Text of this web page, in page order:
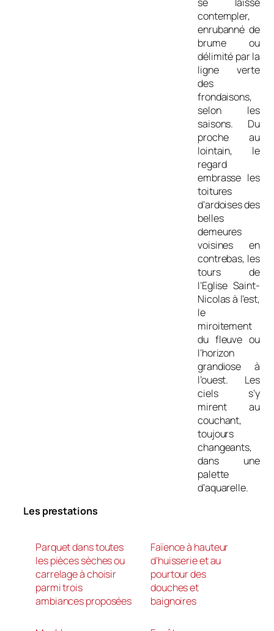
contempler,
enrubanné de
brume ou
délimité par la
ligne verte
des
frondaisons,
selon les
saisons. Du
proche au
lointain, le
regard
embrasse les
toitures
d’ardoises des
belles
demeures
voisines en
contrebas, les
tours de
l’Eglise Saint-
Nicolas à l’est,
le
miroitement
du fleuve ou
l’horizon
grandiose à
l’ouest. Les
ciels s’y
mirent au
couchant,
toujours
changeants,
dans une
palette
d’aquarelle.
Les prestations
Parquet dans toutes
les pièces sèches ou
carrelage à choisir
parmi trois
ambiances proposées
Faïence à hauteur
d’huisserie et au
pourtour des
douches et
baignoires